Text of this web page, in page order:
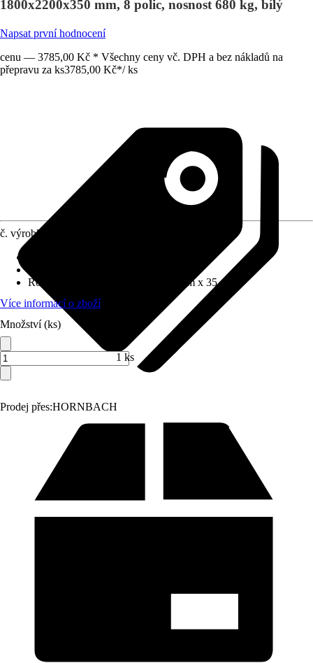
1800x2200x350 mm, 8 polic, nosnost 680 kg, bílý
Napsat první hodnocení
cenu — 3785,00 Kč * Všechny ceny vč. DPH a bez nákladů na
přepravu za ks3785,00 Kč*/ ks
Prodej přes:HORNBACH
č. výrobku
Rozměry (ŠxVxH)
220 cm x 180 cm x 35 cm
Více informací o zboží
Množství (ks)
1 ks